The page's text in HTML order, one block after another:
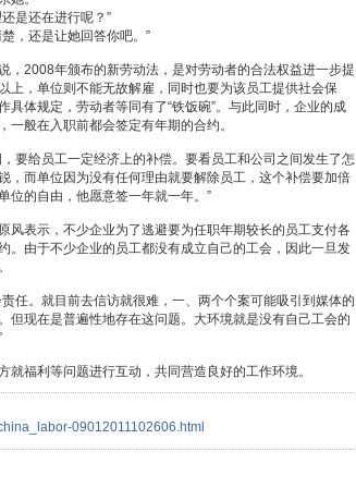
是还在进行呢？”
，还是让她回答你吧。”
，2008年颁布的新劳动法，是对劳动者的合法权益进一步提
上，单位则不能无故解雇，同时也要为该员工提供社会保
具体规定，劳动者等同有了“铁饭碗”。与此同时，企业的成
般在入职前都会签定有年期的合约。
要给员工一定经济上的补偿。要看员工和公司之间发生了怎
，而单位因为没有任何理由就要解除员工，这个补偿要加倍
位的自由，他愿意签一年就一年。”
风表示，不少企业为了逃避要为任职年期较长的员工支付各
。由于不少企业的员工都没有成立自己的工会，因此一旦发
任。就目前去信访就很难，一、两个个案可能吸引到媒体的
但现在是普遍性地存在这问题。大环境就是没有自己工会的
就福利等问题进行互动，共同营造良好的工作环境。
09012011102606.html